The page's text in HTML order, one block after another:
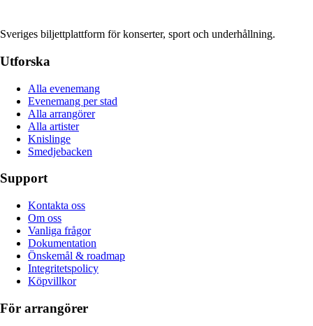
Sveriges biljettplattform för konserter, sport och underhållning.
Utforska
Alla evenemang
Evenemang per stad
Alla arrangörer
Alla artister
Knislinge
Smedjebacken
Support
Kontakta oss
Om oss
Vanliga frågor
Dokumentation
Önskemål & roadmap
Integritetspolicy
Köpvillkor
För arrangörer